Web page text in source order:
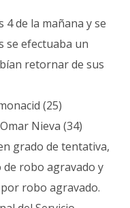
4 de la mañana y se
se efectuaba un
retornar de sus
(25)
Nieva (34)
grado de tentativa,
de robo agravado y
robo agravado.